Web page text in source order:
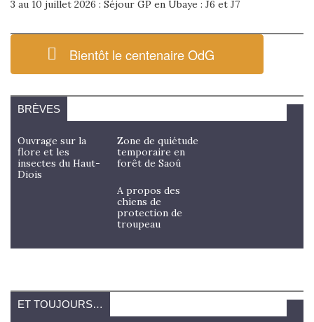
3 au 10 juillet 2026 : Séjour GP en Ubaye : J6 et J7
Bientôt le centenaire OdG
BRÈVES
Ouvrage sur la
flore et les
insectes du Haut-
Diois
Zone de quiétude
temporaire en
forêt de Saoû
A propos des
chiens de
protection de
troupeau
ET TOUJOURS…